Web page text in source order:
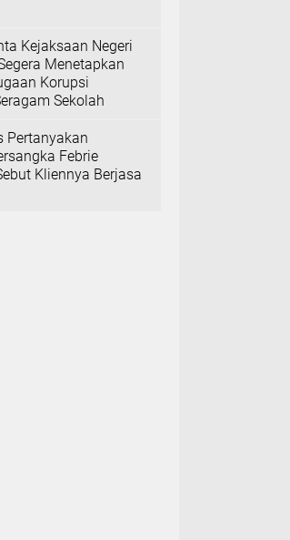
Kejaksaan Negeri
Menetapkan
Korupsi
Sekolah
Pertanyakan
Febrie
Kliennya Berjasa